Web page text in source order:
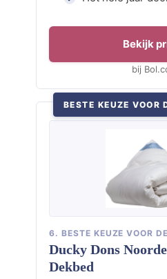
Bekijk
bij
BESTE KEUZE VOOR
6. BESTE KEUZE VOOR
Ducky Dons
Dekbed